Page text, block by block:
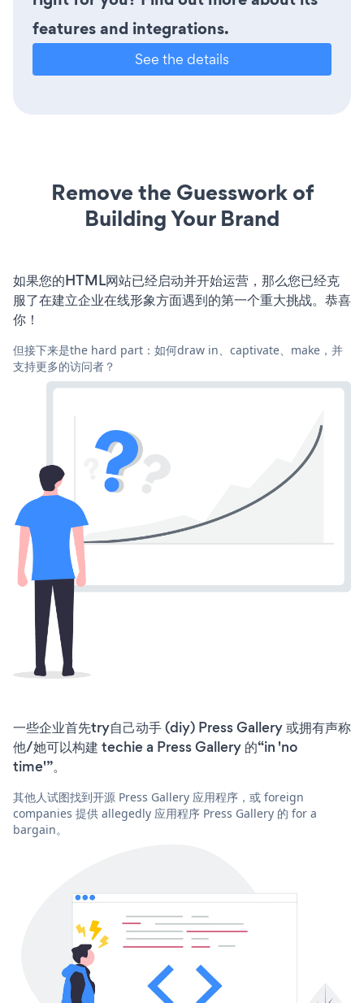
features and integrations.
See the details
Remove the Guesswork of
Building Your Brand
如果您的HTML网站已经启动并开始运营，那么您已经克
服了在建立企业在线形象方面遇到的第一个重大挑战。恭喜
你！
但接下来是the hard part：如何draw in、captivate、make，并
支持更多的访问者？
一些企业首先try自己动手 (diy) Press Gallery 或拥有声称
他/她可以构建 techie a Press Gallery 的“in 'no
time'”。
其他人试图找到开源 Press Gallery 应用程序，或 foreign
companies 提供 allegedly 应用程序 Press Gallery 的 for a
bargain。